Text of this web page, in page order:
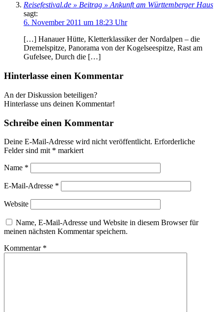
Reisefestival.de » Beitrag » Ankunft am Württemberger Haus
sagt:
6. November 2011 um 18:23 Uhr
[…] Hanauer Hütte, Kletterklassiker der Nordalpen – die
Dremelspitze, Panorama von der Kogelseespitze, Rast am
Gufelsee, Durch die […]
Hinterlasse einen Kommentar
An der Diskussion beteiligen?
Hinterlasse uns deinen Kommentar!
Schreibe einen Kommentar
Deine E-Mail-Adresse wird nicht veröffentlicht. Erforderliche
Felder sind mit * markiert
Name *
E-Mail-Adresse *
Website
Name, E-Mail-Adresse und Website in diesem Browser für
meinen nächsten Kommentar speichern.
Kommentar *